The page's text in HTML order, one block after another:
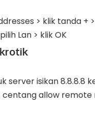
> klik tanda +
Lan > klik OK
server isikan
centang allow remote